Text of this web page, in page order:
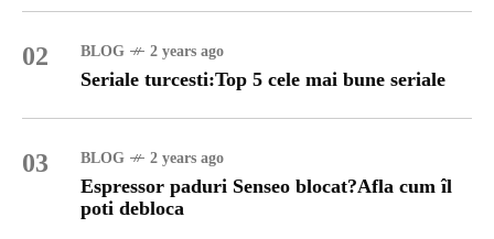
02 BLOG 2 years ago
Seriale turcesti:Top 5 cele mai bune seriale
03 BLOG 2 years ago
Espressor paduri Senseo blocat?Afla cum îl
poti debloca